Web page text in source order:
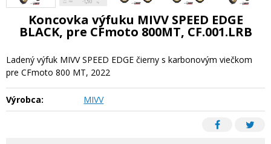
Koncovka výfuku MIVV SPEED EDGE
BLACK, pre CFmoto 800MT, CF.001.LRB
Ladený výfuk MIVV SPEED EDGE čierny s karbonovým viečkom
pre CFmoto 800 MT, 2022
Výrobca: MIVV